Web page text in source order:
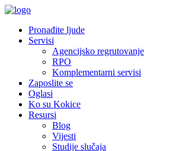
Pronađite ljude
Servisi
Agencijsko regrutovanje
RPO
Komplementarni servisi
Zaposlite se
Oglasi
Ko su Kokice
Resursi
Blog
Vijesti
Studije slučaja